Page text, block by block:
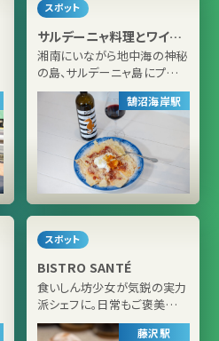
スポット
サルデーニャ料理とワイン
greco
湘南にいながら地中海の神秘
の島、サルデーニャ島にプチト
リップ！
鵠沼海岸駅
スポット
BISTRO SANTÉ
食いしん坊少女が気鋭の実力
派シェフに。日常もご褒美にも
通いたくなるビストロ
藤沢駅